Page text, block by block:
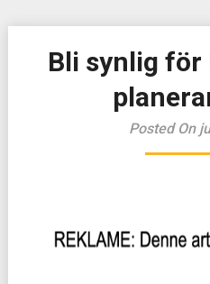
Bli synlig för
Posted On